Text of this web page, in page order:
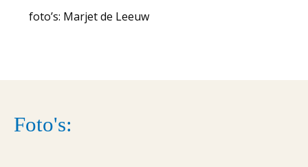
foto’s: Marjet de Leeuw
Foto's: